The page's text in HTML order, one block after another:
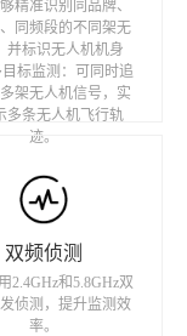
精准识别同品牌、
同频段的不同架无
并标识无人机机身
标监测：可同时追
架无人机信号，实
多条无人机飞行轨
迹。
双频侦测
2.4GHz和5.8GHz双
侦测，提升监测效
率。